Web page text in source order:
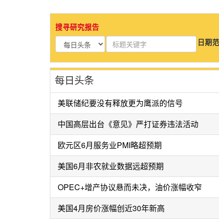
搜寻研究报告
日期
每日头条
美联储纪要没有释放更为鹰派的信号
中国高层出台《意见》严打证券违法活动
欧元区6月服务业PMI略超预期
美国6月非农就业数据远超预期
OPEC+增产协议悬而未决，油价涨幅收窄
美国4月房价涨幅创近30年新高